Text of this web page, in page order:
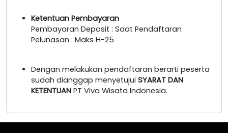
Ketentuan Pembayaran
Pembayaran Deposit : Saat Pendaftaran
Pelunasan : Maks H-25
Dengan melakukan pendaftaran berarti peserta
sudah dianggap menyetujui SYARAT DAN
KETENTUAN PT Viva Wisata Indonesia.